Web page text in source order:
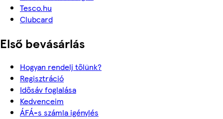
Tesco.hu
Clubcard
Első bevásárlás
Hogyan rendelj tőlünk?
Regisztráció
Idősáv foglalása
Kedvenceim
ÁFÁ-s számla igénylés